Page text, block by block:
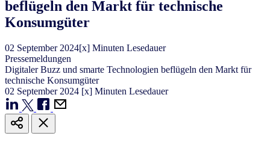
beflügeln den Markt für technische
Konsumgüter​
02 September 2024[x] Minuten Lesedauer
Pressemeldungen
​​Digitaler Buzz und smarte Technologien beflügeln den Markt für
technische Konsumgüter​
02 September 2024 [x] Minuten Lesedauer